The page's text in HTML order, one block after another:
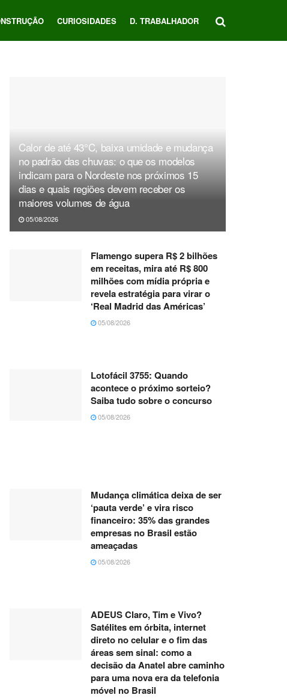
CURIOSIDADES D. TRABALHADOR
Calor de até 43°C, baixa umidade e mudança
no padrão das chuvas: o que os modelos
indicam para o Nordeste nos próximos 15
dias e quais regiões devem receber os
maiores volumes de água
05/08/2026
Flamengo supera R$ 2 bilhões
em receitas, mira até R$ 800
milhões com mídia própria e
revela estratégia para virar o
‘Real Madrid das Américas’
05/08/2026
Lotofácil 3755: Quando
acontece o próximo sorteio?
Saiba tudo sobre o concurso
05/08/2026
Mudança climática deixa de ser
‘pauta verde’ e vira risco
financeiro: 35% das grandes
empresas no Brasil estão
ameaçadas
05/08/2026
ADEUS Claro, Tim e Vivo?
Satélites em órbita, internet
direto no celular e o fim das
áreas sem sinal: como a
decisão da Anatel abre caminho
para uma nova era da telefonia
móvel no Brasil